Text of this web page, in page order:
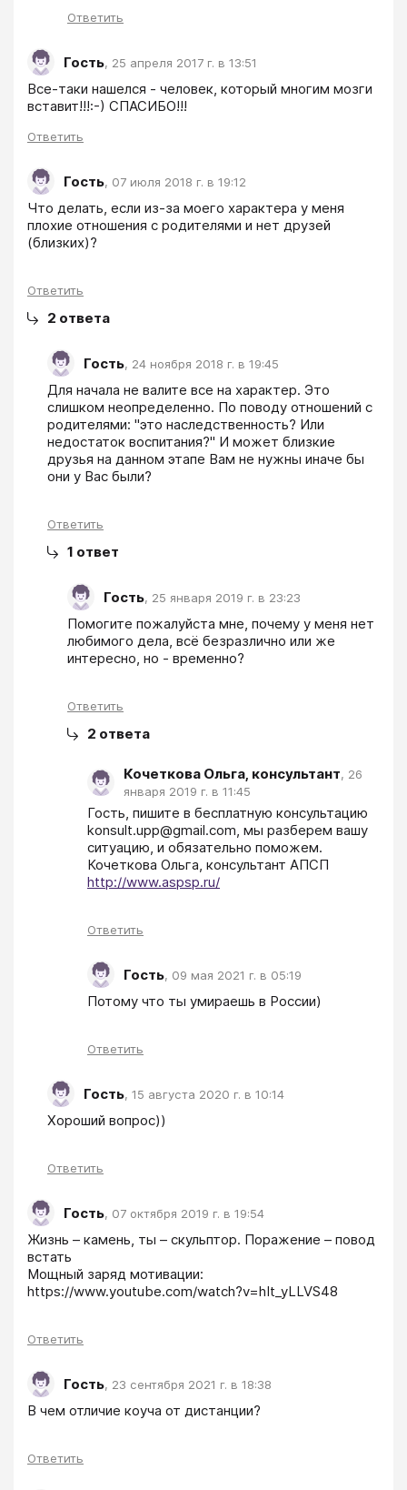
Ответить
Гость, 25 апреля 2017 г. в 13:51
Все-таки нашелся - человек, который многим мозги
вставит!!!:-) СПАСИБО!!!
Ответить
Гость, 07 июля 2018 г. в 19:12
Что делать, если из-за моего характера у меня
плохие отношения с родителями и нет друзей
(близких)?
Ответить
2 ответа
Гость, 24 ноября 2018 г. в 19:45
Для начала не валите все на характер. Это
слишком неопределенно. По поводу отношений с
родителями: "это наследственность? Или
недостаток воспитания?" И может близкие
друзья на данном этапе Вам не нужны иначе бы
они у Вас были?
Ответить
1 ответ
Гость, 25 января 2019 г. в 23:23
Помогите пожалуйста мне, почему у меня нет
любимого дела, всё безразлично или же
интересно, но - временно?
Ответить
2 ответа
Кочеткова Ольга, консультант, 26
января 2019 г. в 11:45
Гость, пишите в бесплатную консультацию
konsult.upp@gmail.com, мы разберем вашу
ситуацию, и обязательно поможем.
http://www.aspsp.ru/
Ответить
Гость, 09 мая 2021 г. в 05:19
Потому что ты умираешь в России)
Ответить
Гость, 15 августа 2020 г. в 10:14
Хороший вопрос))
Ответить
Гость, 07 октября 2019 г. в 19:54
Жизнь – камень, ты – скульптор. Поражение – повод
встать
Мощный заряд мотивации:
https://www.youtube.com/watch?v=hIt_yLLVS48
Ответить
Гость, 23 сентября 2021 г. в 18:38
В чем отличие коуча от дистанции?
Ответить